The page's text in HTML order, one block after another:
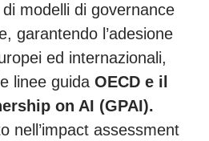
modelli di governance
garantendo l’adesione
ed internazionali,
linee guida OECD e il
on AI (GPAI).
nell’impact assessment